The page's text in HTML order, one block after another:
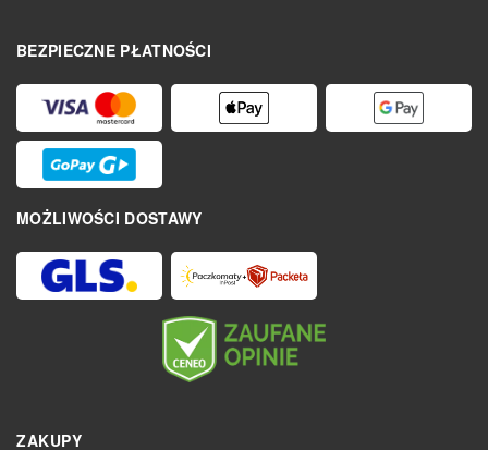
BEZPIECZNE PŁATNOŚCI
MOŻLIWOŚCI DOSTAWY
ZAKUPY